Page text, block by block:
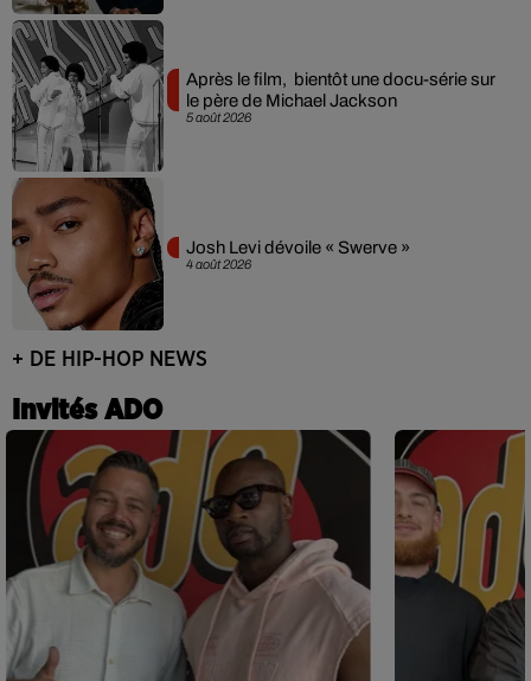
5 août 2026
Après le film, bientôt une docu-série sur
le père de Michael Jackson
4 août 2026
Josh Levi dévoile « Swerve »
+ DE HIP-HOP NEWS
Invités ADO